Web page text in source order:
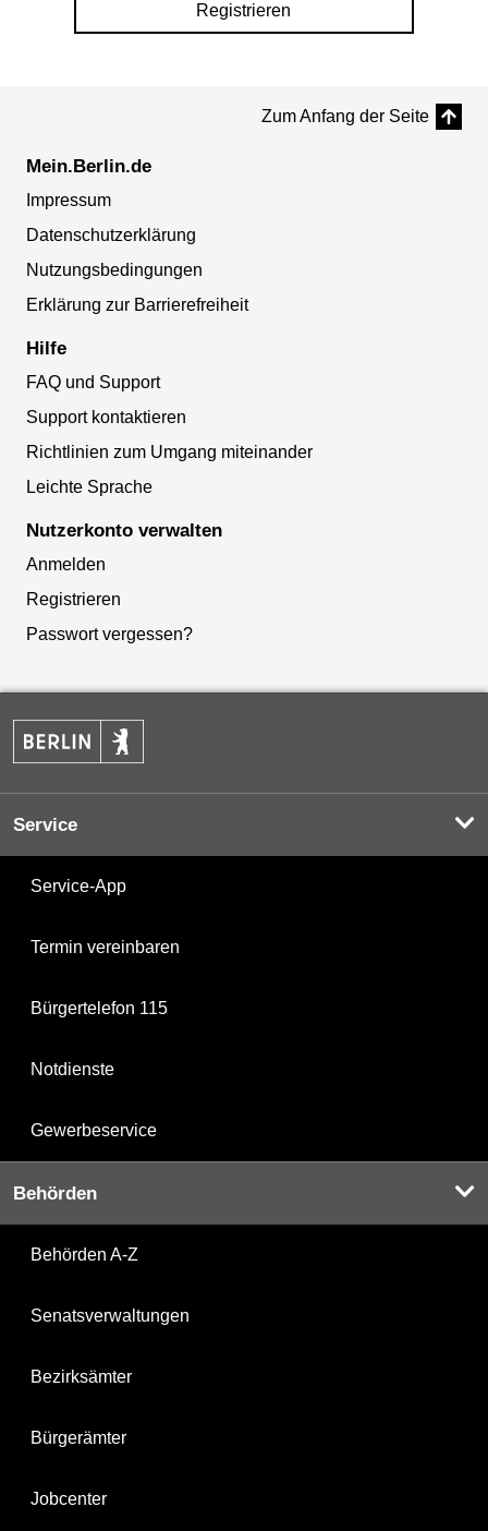
Registrieren
Zum Anfang der Seite
Mein.Berlin.de
Impressum
Datenschutzerklärung
Nutzungsbedingungen
Erklärung zur Barrierefreiheit
Hilfe
FAQ und Support
Support kontaktieren
Richtlinien zum Umgang miteinander
Leichte Sprache
Nutzerkonto verwalten
Anmelden
Registrieren
Passwort vergessen?
Service
Service-App
Termin vereinbaren
Bürgertelefon 115
Notdienste
Gewerbeservice
Behörden
Behörden A-Z
Senatsverwaltungen
Bezirksämter
Bürgerämter
Jobcenter